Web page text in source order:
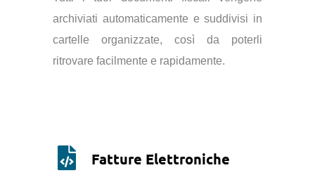
archiviati automaticamente e suddivisi in
cartelle organizzate, così da poterli
ritrovare facilmente e rapidamente.
Fatture Elettroniche